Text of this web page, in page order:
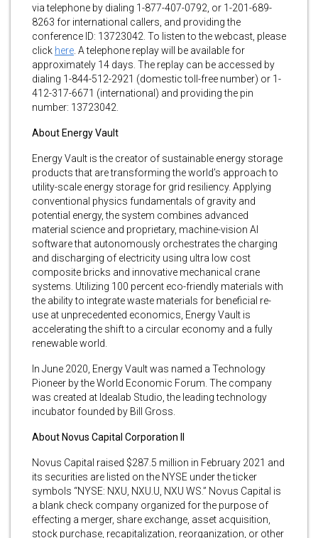
via telephone by dialing 1-877-407-0792, or 1-201-689-
8263 for international callers, and providing the
conference ID: 13723042. To listen to the webcast, please
click here . A telephone replay will be available for
approximately 14 days. The replay can be accessed by
dialing 1-844-512-2921 (domestic toll-free number) or 1-
412-317-6671 (international) and providing the pin
number: 13723042.
About Energy Vault
Energy Vault is the creator of sustainable energy storage
products that are transforming the world’s approach to
utility-scale energy storage for grid resiliency. Applying
conventional physics fundamentals of gravity and
potential energy, the system combines advanced
material science and proprietary, machine-vision AI
software that autonomously orchestrates the charging
and discharging of electricity using ultra low cost
composite bricks and innovative mechanical crane
systems. Utilizing 100 percent eco-friendly materials with
the ability to integrate waste materials for beneficial re-
use at unprecedented economics, Energy Vault is
accelerating the shift to a circular economy and a fully
renewable world.
In June 2020, Energy Vault was named a Technology
Pioneer by the World Economic Forum. The company
was created at Idealab Studio, the leading technology
incubator founded by Bill Gross.
About Novus Capital Corporation II
Novus Capital raised $287.5 million in February 2021 and
its securities are listed on the NYSE under the ticker
symbols “NYSE: NXU, NXU.U, NXU WS.” Novus Capital is
a blank check company organized for the purpose of
effecting a merger, share exchange, asset acquisition,
stock purchase, recapitalization, reorganization, or other